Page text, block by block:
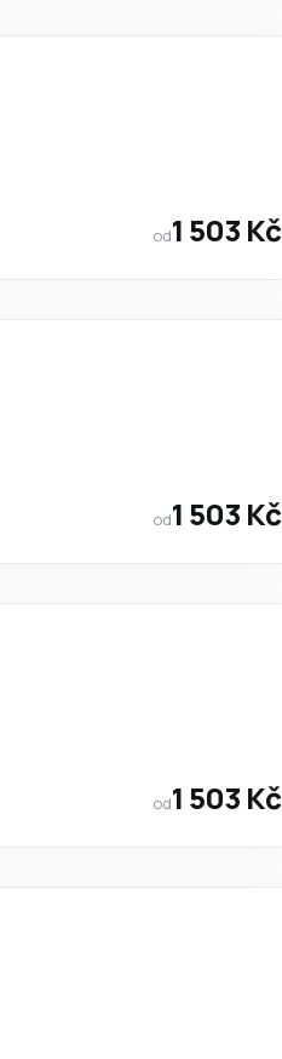
od1 503 Kč
od1 503 Kč
od1 503 Kč